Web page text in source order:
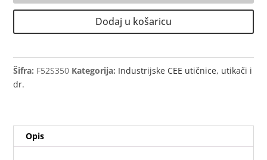
za
SURSUM
CEE
32A
IP67
količina
Dodaj u košaricu
Šifra: F52S350 Kategorija: Industrijske CEE utičnice, utikači i
dr.
Opis